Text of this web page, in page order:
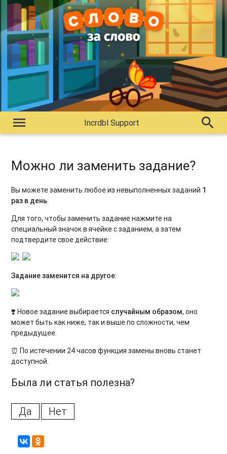
menu Incrdbl Support search
Можно ли заменить задание?
Вы можете заменить любое из невыполненных заданий 1
раз в день.
Для того, чтобы заменить задание нажмите на
специальный значок в ячейке с заданием, а затем
подтвердите свое действие:
Задание заменится на другое:
❣️ Новое задание выбирается случайным образом, оно
может быть как ниже, так и выше по сложности, чем
предыдущее.
⏰ По истечении 24 часов функция замены вновь станет
доступной.
Была ли статья полезна?
Да Нет